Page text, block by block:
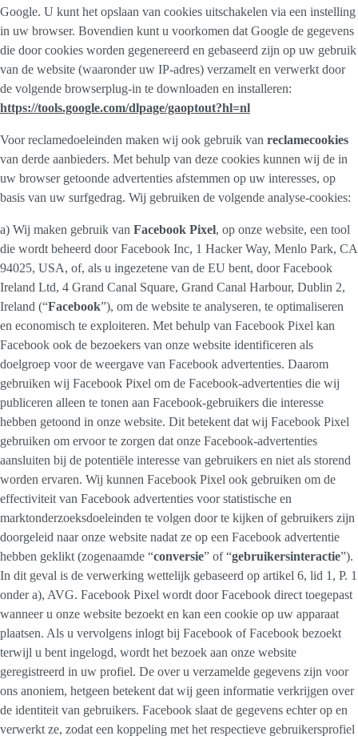
Google. U kunt het opslaan van cookies uitschakelen via een instelling
in uw browser. Bovendien kunt u voorkomen dat Google de gegevens
die door cookies worden gegenereerd en gebaseerd zijn op uw gebruik
van de website (waaronder uw IP-adres) verzamelt en verwerkt door
de volgende browserplug-in te downloaden en installeren:
https://tools.google.com/dlpage/gaoptout?hl=nl
Voor reclamedoeleinden maken wij ook gebruik van reclamecookies
van derde aanbieders. Met behulp van deze cookies kunnen wij de in
uw browser getoonde advertenties afstemmen op uw interesses, op
basis van uw surfgedrag. Wij gebruiken de volgende analyse-cookies:
a) Wij maken gebruik van Facebook Pixel, op onze website, een tool
die wordt beheerd door Facebook Inc, 1 Hacker Way, Menlo Park, CA
94025, USA, of, als u ingezetene van de EU bent, door Facebook
Ireland Ltd, 4 Grand Canal Square, Grand Canal Harbour, Dublin 2,
Ireland (“Facebook”), om de website te analyseren, te optimaliseren
en economisch te exploiteren. Met behulp van Facebook Pixel kan
Facebook ook de bezoekers van onze website identificeren als
doelgroep voor de weergave van Facebook advertenties. Daarom
gebruiken wij Facebook Pixel om de Facebook-advertenties die wij
publiceren alleen te tonen aan Facebook-gebruikers die interesse
hebben getoond in onze website. Dit betekent dat wij Facebook Pixel
gebruiken om ervoor te zorgen dat onze Facebook-advertenties
aansluiten bij de potentiële interesse van gebruikers en niet als storend
worden ervaren. Wij kunnen Facebook Pixel ook gebruiken om de
effectiviteit van Facebook advertenties voor statistische en
marktonderzoeksdoeleinden te volgen door te kijken of gebruikers zijn
doorgeleid naar onze website nadat ze op een Facebook advertentie
hebben geklikt (zogenaamde “conversie” of “gebruikersinteractie”).
In dit geval is de verwerking wettelijk gebaseerd op artikel 6, lid 1, P. 1
onder a), AVG. Facebook Pixel wordt door Facebook direct toegepast
wanneer u onze website bezoekt en kan een cookie op uw apparaat
plaatsen. Als u vervolgens inlogt bij Facebook of Facebook bezoekt
terwijl u bent ingelogd, wordt het bezoek aan onze website
geregistreerd in uw profiel. De over u verzamelde gegevens zijn voor
ons anoniem, hetgeen betekent dat wij geen informatie verkrijgen over
de identiteit van gebruikers. Facebook slaat de gegevens echter op en
verwerkt ze, zodat een koppeling met het respectieve gebruikersprofiel